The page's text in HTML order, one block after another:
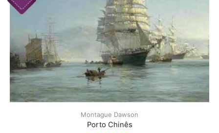
Montague Dawson
Porto Chinês